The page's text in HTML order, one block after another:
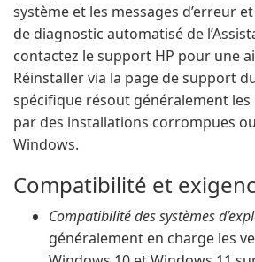
système et les messages d’erreur
de diagnostic automatisé de
contactez le support HP pour une
Réinstaller via la page de support
spécifique résout généralement les
par des installations corrompues
Windows.
Compatibilité et
Compatibilité des systèmes
généralement en charge les